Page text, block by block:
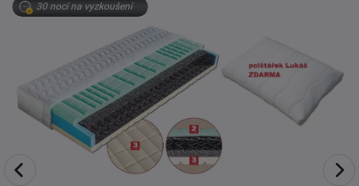
30 nocí na vyzkoušení